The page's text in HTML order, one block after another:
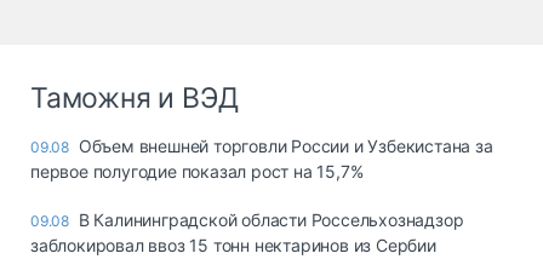
Таможня и ВЭД
09.08 Объем внешней торговли России и Узбекистана за
первое полугодие показал рост на 15,7%
09.08 В Калининградской области Россельхознадзор
заблокировал ввоз 15 тонн нектаринов из Сербии